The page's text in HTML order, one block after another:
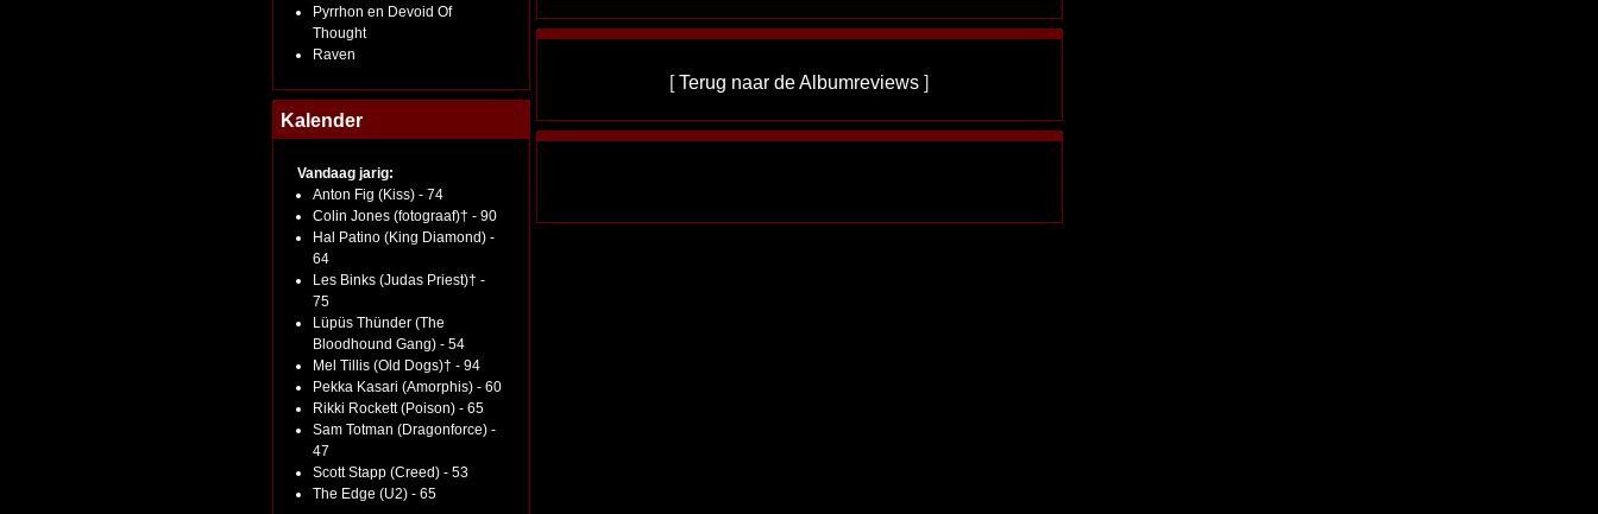
Pyrrhon en Devoid Of
Thought
Raven
Kalender
Vandaag jarig:
Anton Fig (Kiss) - 74
Colin Jones (fotograaf)† - 90
Hal Patino (King Diamond) -
64
Les Binks (Judas Priest)† -
75
Lüpüs Thünder (The
Bloodhound Gang) - 54
Mel Tillis (Old Dogs)† - 94
Pekka Kasari (Amorphis) - 60
Rikki Rockett (Poison) - 65
Sam Totman (Dragonforce) -
47
Scott Stapp (Creed) - 53
The Edge (U2) - 65
[Terug naar de Albumreviews ]